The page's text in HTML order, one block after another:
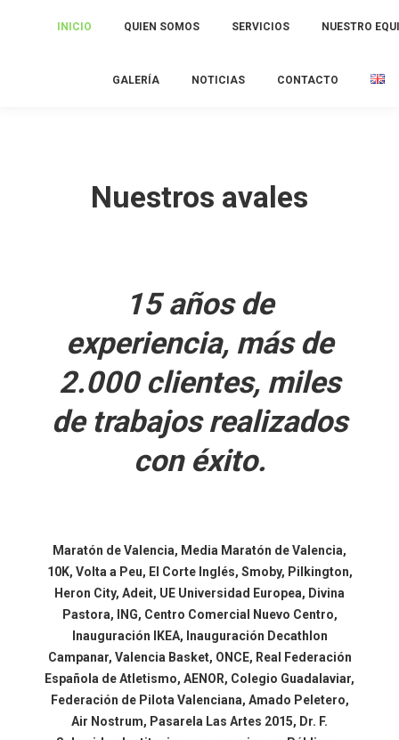
INICIO QUIEN SOMOS SERVICIOS NUESTRO
GALERÍA NOTICIAS CONTACTO
Nuestros avales
15 años de
experiencia, más de
2.000 clientes, miles
de trabajos realizados
con éxito.
Maratón de Valencia, Media Maratón de Valencia,
10K, Volta a Peu, El Corte Inglés, Smoby, Pilkington,
Heron City, Adeit, UE Universidad Europea, Divina
Pastora, ING, Centro Comercial Nuevo Centro,
Inauguración IKEA, Inauguración Decathlon
Campanar, Valencia Basket, ONCE, Real Federación
Española de Atletismo, AENOR, Colegio Guadalaviar,
Federación de Pilota Valenciana, Amado Peletero,
Air Nostrum, Pasarela Las Artes 2015, Dr. F.